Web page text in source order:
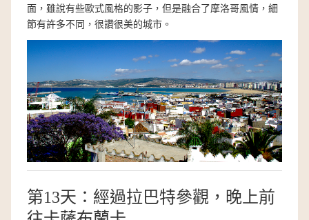
面，雖說有些歐式風格的影子，但是融合了摩洛哥風情，細
節有許多不同，很讚很美的城市。
第13天：經過拉巴特參觀，晚上前